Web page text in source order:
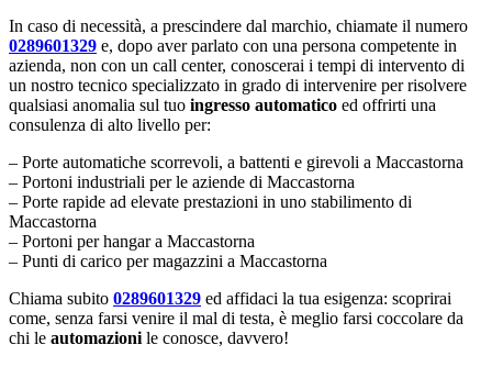
In caso di necessità, a prescindere dal marchio, chiamate il numero
0289601329 e, dopo aver parlato con una persona competente in
azienda, non con un call center, conoscerai i tempi di intervento di
un nostro tecnico specializzato in grado di intervenire per risolvere
qualsiasi anomalia sul tuo ingresso automatico ed offrirti una
consulenza di alto livello per:
– Porte automatiche scorrevoli, a battenti e girevoli a Maccastorna
– Portoni industriali per le aziende di Maccastorna
– Porte rapide ad elevate prestazioni in uno stabilimento di
Maccastorna
– Portoni per hangar a Maccastorna
– Punti di carico per magazzini a Maccastorna
Chiama subito 0289601329 ed affidaci la tua esigenza: scoprirai
come, senza farsi venire il mal di testa, è meglio farsi coccolare da
chi le automazioni le conosce, davvero!